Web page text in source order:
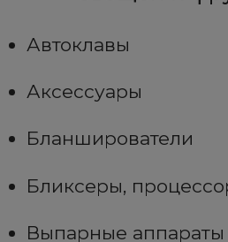
Автоклавы
Аксессуары
Бланширователи
Бликсеры,
Выпарные аппараты